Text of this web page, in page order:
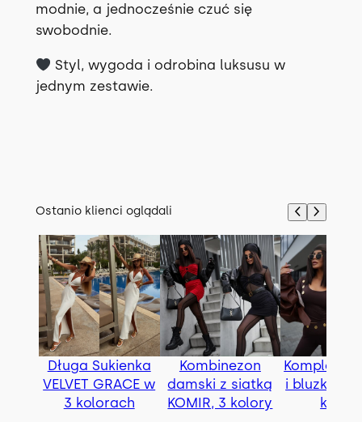
modnie, a jednocześnie czuć się
swobodnie.
Styl, wygoda i odrobina luksusu w
jednym zestawie.
Ostanio klienci oglądali
Długa Sukienka
VELVET GRACE w
3 kolorach
Kombinezon
damski z siatką
KOMIR, 3 kolory
Komplet
i bluzka
kolory